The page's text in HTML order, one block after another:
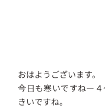
おはようございます。
今日も寒いですねー
きいですね。